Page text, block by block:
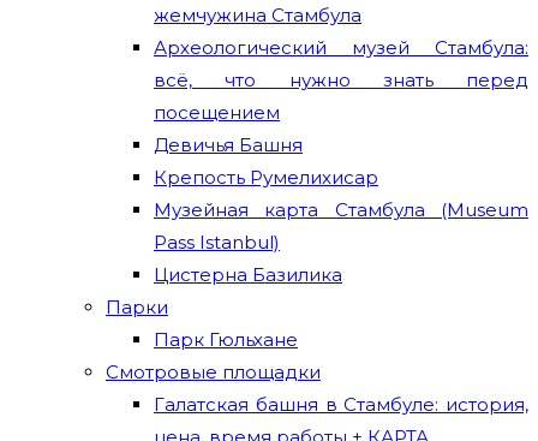
жемчужина Стамбула
Археологический музей Стамбула:
всё, что нужно знать перед
посещением
Девичья Башня
Крепость Румелихисар
Музейная карта Стамбула (Museum
Pass Istanbul)
Цистерна Базилика
Парки
Парк Гюльхане
Смотровые площадки
Галатская башня в Стамбуле: история,